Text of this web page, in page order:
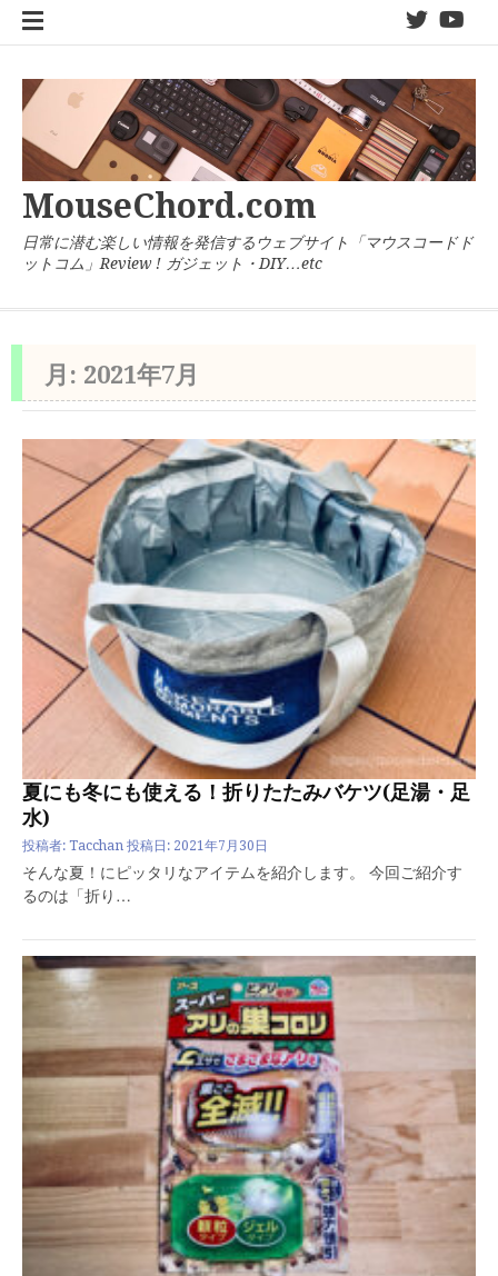
twitter
MouseChord.com
日常に潜む楽しい情報を発信するウェブサイト「マウスコードド
ットコム」Review ! ガジェット・DIY…etc
月: 2021年7月
夏にも冬にも使える！折りたたみバケツ(足湯・足
水)
投稿者: Tacchan 投稿日: 2021年7月30日
そんな夏！にピッタリなアイテムを紹介します。 今回ご紹介す
るのは「折り…